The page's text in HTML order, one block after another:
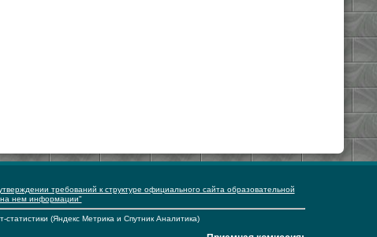
требований к структуре официального сайта образовательной
на нем информации"
(Яндекс Метрика и Спутник Аналитика)